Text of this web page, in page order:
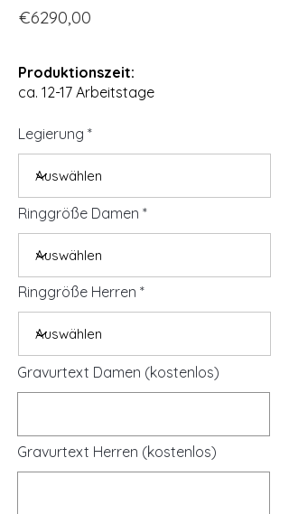
€6290,00
Produktionszeit:
ca. 12-17 Arbeitstage
Legierung
Ringgröße Damen
Ringgröße Herren
Gravurtext Damen (kostenlos)
Gravurtext Herren (kostenlos)